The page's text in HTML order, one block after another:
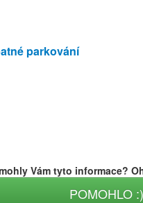
parkování
Vám tyto informace?
POMOHLO :)